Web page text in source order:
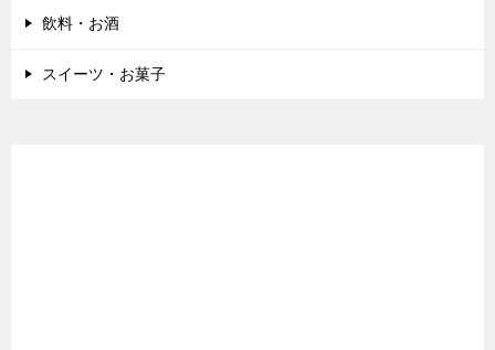
飲料・お酒
スイーツ・お菓子